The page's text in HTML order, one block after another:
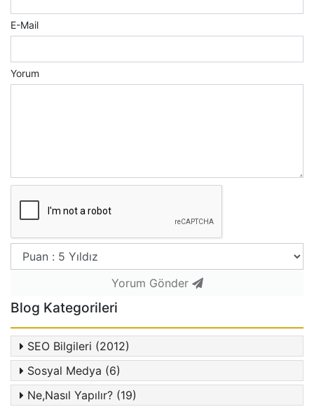
E-Mail
Yorum
Yorum Gönder
Blog Kategorileri
SEO Bilgileri (2012)
Sosyal Medya (6)
Ne,Nasıl Yapılır? (19)